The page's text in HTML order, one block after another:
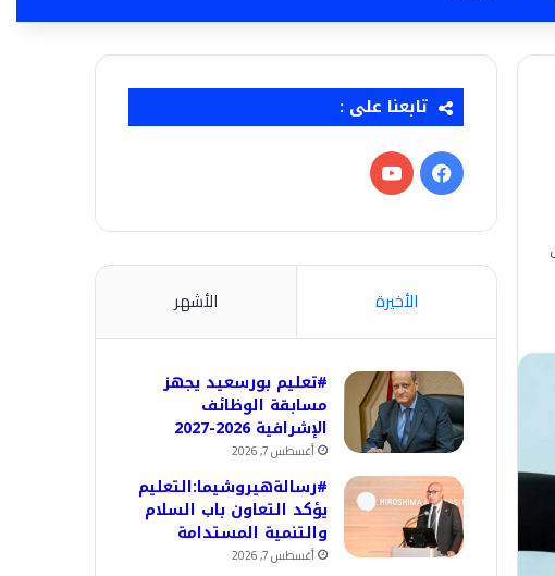
تابعنا على :
فيسبوك‫YouTube
الأخيرة الأشهر
#تعليم بورسعيد يجهز
مسابقة الوظائف
الإشرافية 2026-2027
أغسطس 7, 2026
#رسالةهيروشيما:التعليم
يؤكد التعاون باب السلام
والتنمية المستدامة
أغسطس 7, 2026